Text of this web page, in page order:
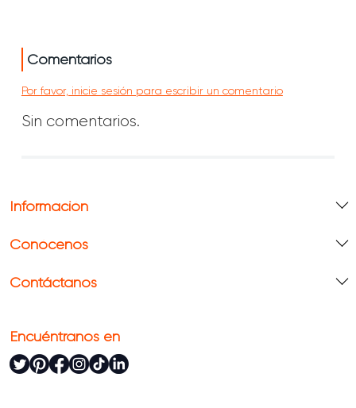
Comentarios
Por favor, inicie sesión para escribir un comentario
Sin comentarios.
Información
Conócenos
Contáctanos
Encuéntranos en